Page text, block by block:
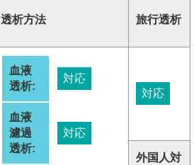
透析方法 旅行透析
血液
透析:
対応
血液
濾過
透析:
対応
対応
外国人対